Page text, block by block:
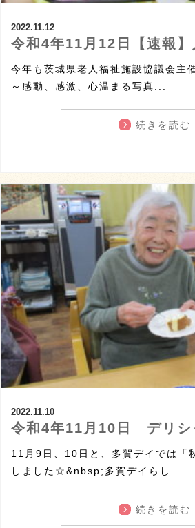
2022.11.12
令和4年11月12日【速報】
今年も茨城県老人福祉施設協議会主
～感動、感激、心温まる写真...
続きを読む
2022.11.10
令和4年11月10日 デリシ
11月9日、10日と、多賀デイでは「
しました☆&nbsp;多賀デイらし...
続きを読む